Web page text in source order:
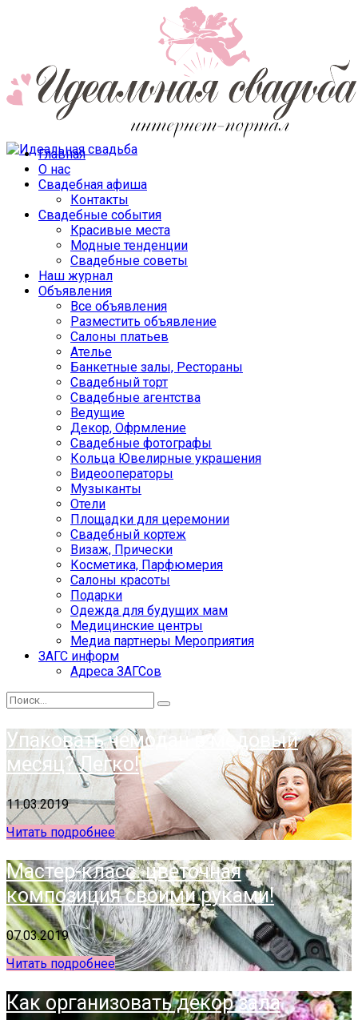
Главная
О нас
Свадебная афиша
Контакты
Свадебные события
Красивые места
Модные тенденции
Свадебные советы
Наш журнал
Объявления
Все объявления
Разместить объявление
Салоны платьев
Ателье
Банкетные залы, Рестораны
Свадебный торт
Свадебные агентства
Ведущие
Декор, Офрмление
Свадебные фотографы
Кольца Ювелирные украшения
Видеооператоры
Музыканты
Отели
Площадки для церемонии
Свадебный кортеж
Визаж, Прически
Косметика, Парфюмерия
Салоны красоты
Подарки
Одежда для будущих мам
Медицинские центры
Медиа партнеры Мероприятия
ЗАГС информ
Адреса ЗАГСов
Упаковать чемодан в медовый
месяц? Легко!
11.03.2019
Читать подробнее
Мастер-класс: цветочная
композиция своими руками!
07.03.2019
Читать подробнее
Как организовать декор зала